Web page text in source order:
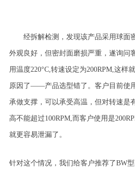
经拆解检测，发现该产品采用球面
外观良好，但密封面磨损严重，遂询问
用温度220°C,转速设定为200RPM,这样
原因了——产品选型错了。客户目前使
承做支撑，可以承受高温，但对转速是
高不能超过100RPM,而客户使用是
就更容易泄漏了。
针对这个情况，我们给客户推荐了BW